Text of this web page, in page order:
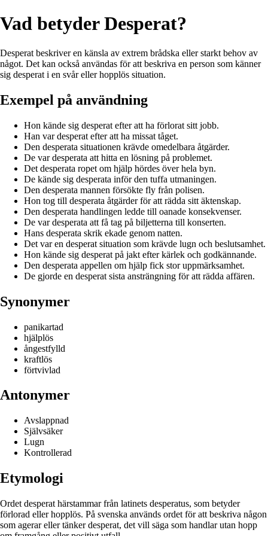
Vad betyder Desperat?
Desperat beskriver en känsla av extrem brådska eller starkt behov av
något. Det kan också användas för att beskriva en person som känner
sig desperat i en svår eller hopplös situation.
Exempel på användning
Hon kände sig desperat efter att ha förlorat sitt jobb.
Han var desperat efter att ha missat tåget.
Den desperata situationen krävde omedelbara åtgärder.
De var desperata att hitta en lösning på problemet.
Det desperata ropet om hjälp hördes över hela byn.
De kände sig desperata inför den tuffa utmaningen.
Den desperata mannen försökte fly från polisen.
Hon tog till desperata åtgärder för att rädda sitt äktenskap.
Den desperata handlingen ledde till oanade konsekvenser.
De var desperata att få tag på biljetterna till konserten.
Hans desperata skrik ekade genom natten.
Det var en desperat situation som krävde lugn och beslutsamhet.
Hon kände sig desperat på jakt efter kärlek och godkännande.
Den desperata appellen om hjälp fick stor uppmärksamhet.
De gjorde en desperat sista ansträngning för att rädda affären.
Synonymer
panikartad
hjälplös
ångestfylld
kraftlös
förtvivlad
Antonymer
Avslappnad
Självsäker
Lugn
Kontrollerad
Etymologi
Ordet desperat härstammar från latinets desperatus, som betyder
förlorad eller hopp­lös. På svenska används ordet för att beskriva någon
som agerar eller tänker desperat, det vill säga som handlar utan hopp